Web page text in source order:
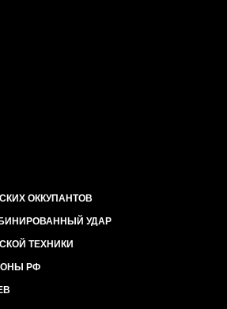
ОККУПАНТОВ
УДАР
ТЕХНИКИ
РФ